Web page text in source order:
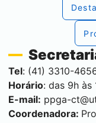
Tel: (41) 3310-
Horário: das 9h às
E-mail: ppga-
Coordenadora: